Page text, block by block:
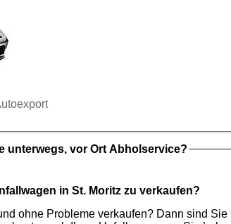
unterwegs, vor Ort Abholservice?
in St. Moritz zu verkaufen?
ohne Probleme verkaufen? Dann sind